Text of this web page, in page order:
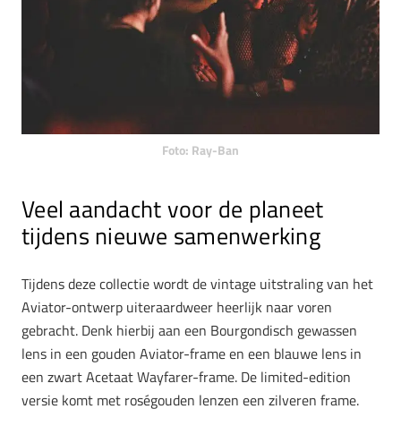
Foto: Ray-Ban
Veel aandacht voor de planeet
tijdens nieuwe samenwerking
Tijdens deze collectie wordt de vintage uitstraling van het
Aviator-ontwerp uiteraardweer heerlijk naar voren
gebracht. Denk hierbij aan een Bourgondisch gewassen
lens in een gouden Aviator-frame en een blauwe lens in
een zwart Acetaat Wayfarer-frame. De limited-edition
versie komt met roségouden lenzen een zilveren frame.